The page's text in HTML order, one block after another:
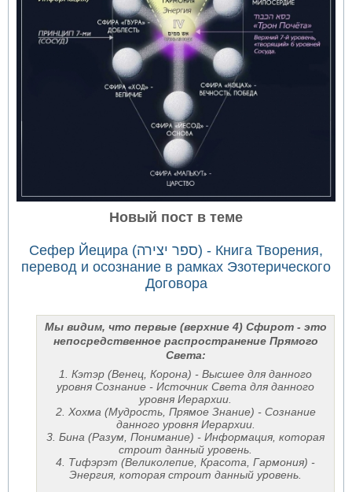
Новый пост в теме
Сефер Йецира (ספר יצירה) - Книга Творения,
перевод и осознание в рамках Эзотерического
Договора
Мы видим, что первые (верхние 4) Сфирот - это
непосредственное распространение Прямого
Света:
1. Кэтэр (Венец, Корона) - Высшее для данного
уровня Сознание - Источник Света для данного
уровня Иерархии.
2. Хохма (Мудрость, Прямое Знание) - Сознание
данного уровня Иерархии.
3. Бина (Разум, Понимание) - Информация, которая
строит данный уровень.
4. Тифэрэт (Великолепие, Красота, Гармония) -
Энергия, которая строит данный уровень.